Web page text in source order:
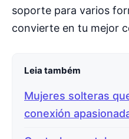
soporte para varios
convierte en tu mejor
Leia também
Mujeres solteras
conexión